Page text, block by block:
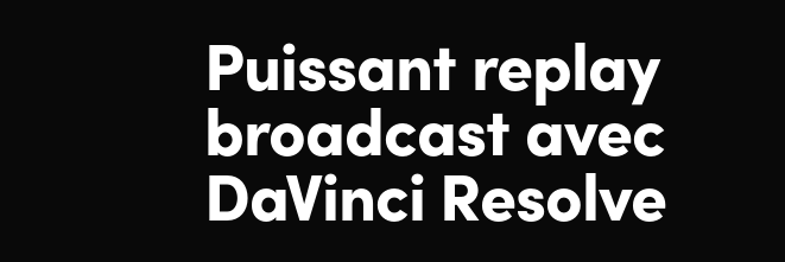
Puissant replay
broadcastavec
DaVinci Resolve